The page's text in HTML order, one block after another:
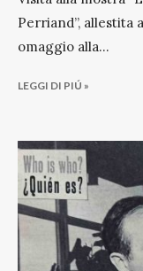
Perriand”, allestita
omaggio alla...
LEGGI DI PIÚ »